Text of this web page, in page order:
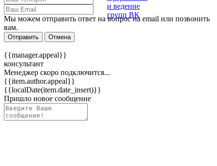
Мы можем отправить ответ на вопрос на email или позвонить
вам.
Отправить Отмена
{{manager.appeal}}
консультант
Менеджер скоро подключится...
{{item.author.appeal}}
{{localDate(item.date_insert)}}
Пришло новое сообщение